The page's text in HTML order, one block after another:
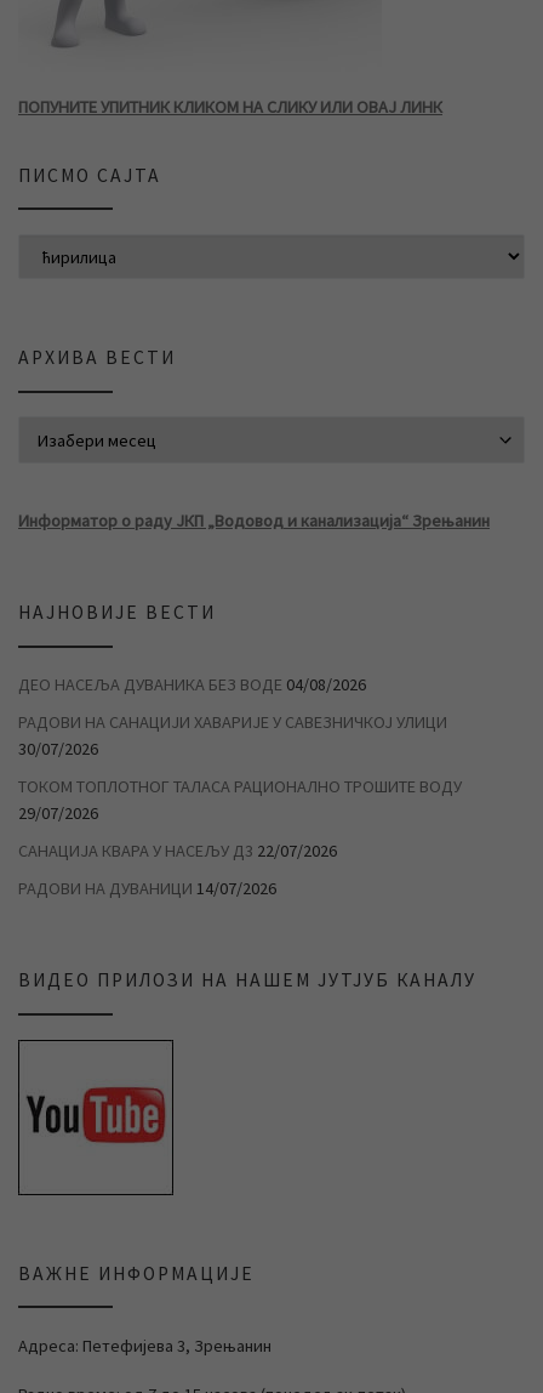
ПОПУНИТЕ УПИТНИК КЛИКОМ НА СЛИКУ ИЛИ ОВАЈ ЛИНК
ПИСМО САЈТА
АРХИВА ВЕСТИ
Информатор о раду ЈКП „Водовод и канализација“ Зрењанин
НАЈНОВИЈЕ ВЕСТИ
ДЕО НАСЕЉА ДУВАНИКА БЕЗ ВОДЕ 04/08/2026
РАДОВИ НА САНАЦИЈИ ХАВАРИЈЕ У САВЕЗНИЧКОЈ УЛИЦИ
30/07/2026
ТОКОМ ТОПЛОТНОГ ТАЛАСА РАЦИОНАЛНО ТРОШИТЕ ВОДУ
29/07/2026
САНАЦИЈА КВАРА У НАСЕЉУ Д3 22/07/2026
РАДОВИ НА ДУВАНИЦИ 14/07/2026
ВИДЕО ПРИЛОЗИ НА НАШЕМ ЈУТЈУБ КАНАЛУ
ВАЖНЕ ИНФОРМАЦИЈЕ
Адреса: Петефијева 3, Зрењанин